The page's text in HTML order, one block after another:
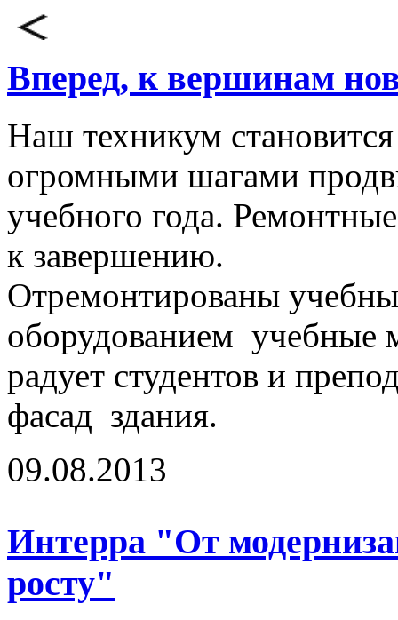
Вперед, к вершинам
Наш техникум
огромными шагами
учебного года.
к завершению.
Отремонтированы
оборудованием учебные
радует студентов и
фасад здания.
09.08.2013
Интерра "От
росту"